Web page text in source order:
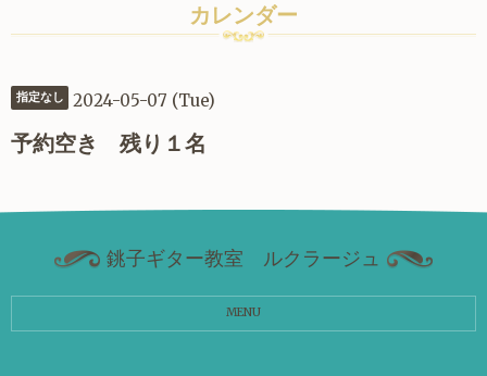
カレンダー
指定なし 2024-05-07 (Tue)
予約空き 残り１名
銚子ギター教室 ルクラージュ
MENU